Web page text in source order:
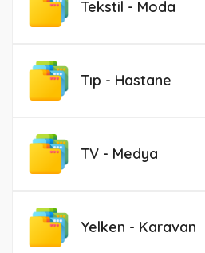
Tekstil - Moda
Tıp - Hastane
TV - Medya
Yelken - Karavan